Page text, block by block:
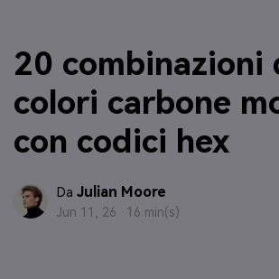
20 combinazioni
colori carbone
con codici hex
Da Julian Moore
Jun 11, 26 · 16 min(s)